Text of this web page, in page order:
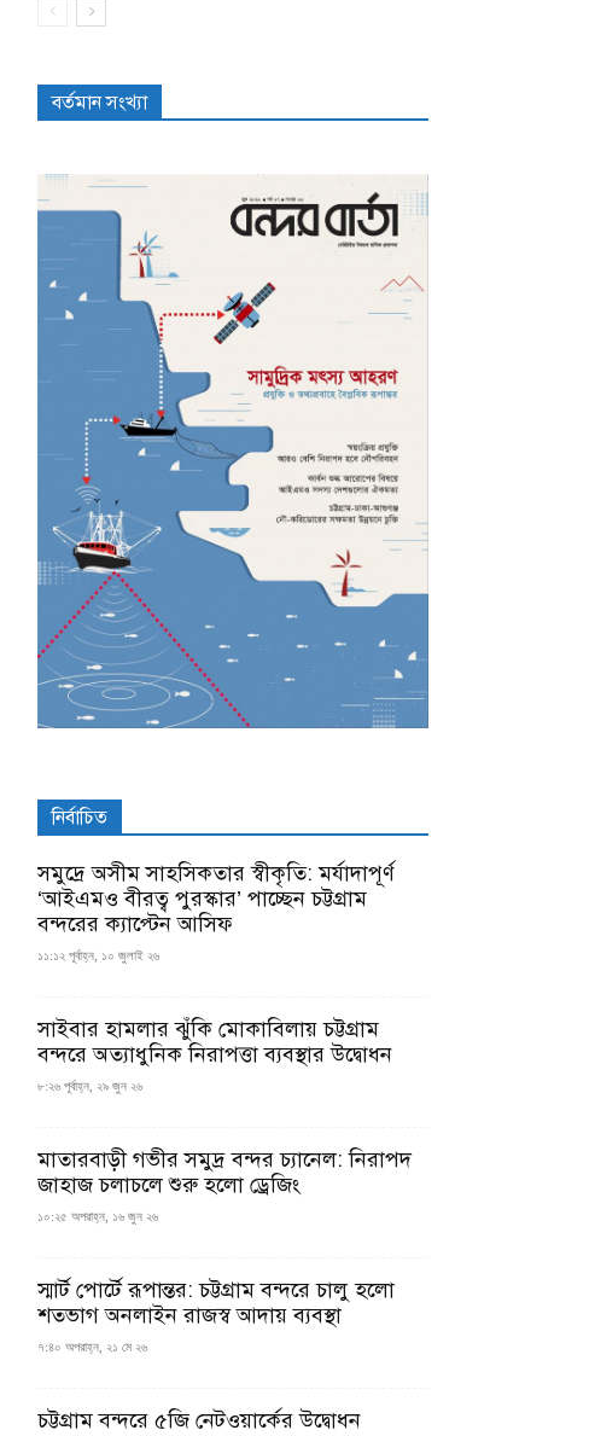
বর্তমান সংখ্যা
নির্বাচিত
সমুদ্রে অসীম সাহসিকতার স্বীকৃতি: মর্যাদাপূর্ণ
‘আইএমও বীরত্ব পুরস্কার’ পাচ্ছেন চট্টগ্রাম
বন্দরের ক্যাপ্টেন আসিফ
১১:১২ পূর্বাহ্ন, ১০ জুলাই ২৬
সাইবার হামলার ঝুঁকি মোকাবিলায় চট্টগ্রাম
বন্দরে অত্যাধুনিক নিরাপত্তা ব্যবস্থার উদ্বোধন
৮:২৬ পূর্বাহ্ন, ২৯ জুন ২৬
মাতারবাড়ী গভীর সমুদ্র বন্দর চ্যানেল: নিরাপদ
জাহাজ চলাচলে শুরু হলো ড্রেজিং
১০:২৫ অপরাহ্ন, ১৬ জুন ২৬
স্মার্ট পোর্টে রূপান্তর: চট্টগ্রাম বন্দরে চালু হলো
শতভাগ অনলাইন রাজস্ব আদায় ব্যবস্থা
৭:৪০ অপরাহ্ন, ২১ মে ২৬
চট্টগ্রাম বন্দরে ৫জি নেটওয়ার্কের উদ্বোধন